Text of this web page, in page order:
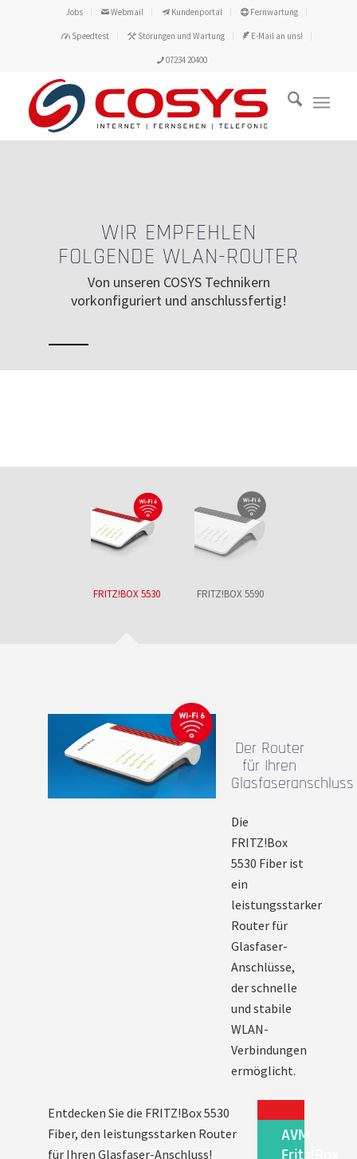
Jobs Webmail Kundenportal Fernwartung
Speedtest Störungen und Wartung E-Mail an uns!
07234 20400
WIR EMPFEHLEN
FOLGENDE WLAN-ROUTER
Von unseren COSYS Technikern
vorkonfiguriert und anschlussfertig!
FRITZ!BOX 5530 FRITZ!BOX 5590
Der Router
für Ihren
Glasfaseranschluss
Die
FRITZ!Box
5530 Fiber ist
ein
leistungsstarker
Router für
Glasfaser-
Anschlüsse,
der schnelle
und stabile
WLAN-
Verbindungen
ermöglicht.
Entdecken Sie die FRITZ!Box 5530
Fiber, den leistungsstarken Router
für Ihren Glasfaser-Anschluss!
AVM
Fritz!Box